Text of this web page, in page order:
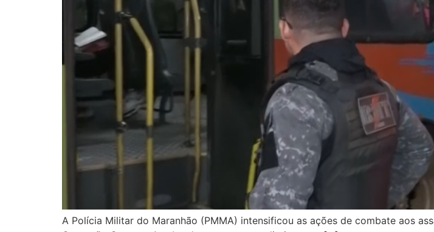
A Polícia Militar do Maranhão (PMMA) intensificou as ações de combate aos